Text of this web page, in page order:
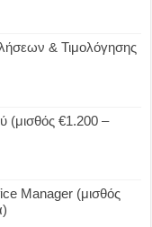
& Τιμολόγησης
(μισθός €1.200 –
Manager (μισθός